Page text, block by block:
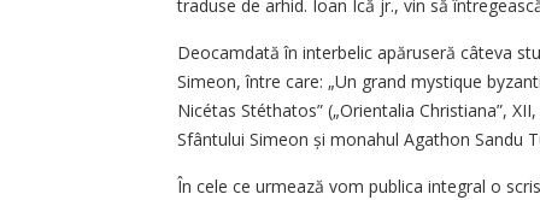
traduse de arhid. Ioan Ică jr., vin să
Deocamdată în interbelic apăruseră câteva
Simeon, între care: „Un grand mystique
Nicétas Stéthatos” („Orientalia Christiana”,
Sfântului Simeon și monahul Agathon Sandu
În cele ce urmează vom publica integral o